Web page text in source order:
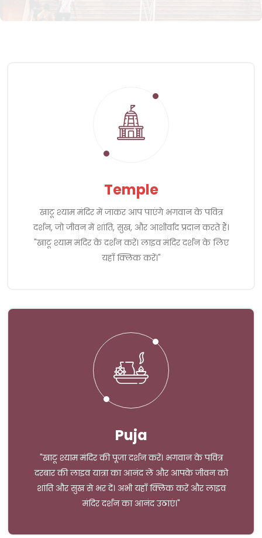
Temple
खाटू श्याम मंदिर में जाकर आप पाएंगे भगवान के पवित्र
दर्शन, जो जीवन में शांति, सुख, और आशीर्वाद प्रदान करते हैं।
"खाटू श्याम मंदिर के दर्शन करें। लाइव मंदिर दर्शन के लिए
यहाँ क्लिक करें।"
Puja
"खाटू श्याम मंदिर की पूजा दर्शन करें। भगवान के पवित्र
दरबार की लाइव यात्रा का आनंद लें और आपके जीवन को
शांति और सुख से भर दें। अभी यहाँ क्लिक करें और लाइव
मंदिर दर्शन का आनंद उठाएं।"